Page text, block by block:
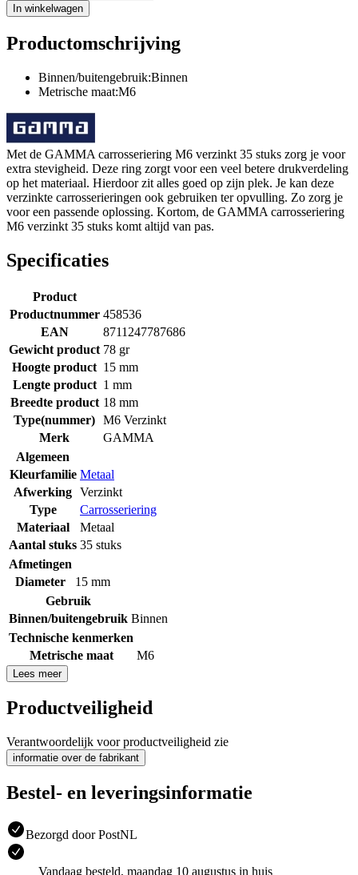
In winkelwagen
Productomschrijving
Binnen/buitengebruik:Binnen
Metrische maat:M6
Met de GAMMA carrosseriering M6 verzinkt 35 stuks zorg je voor
extra stevigheid. Deze ring zorgt voor een veel betere drukverdeling
op het materiaal. Hierdoor zit alles goed op zijn plek. Je kan deze
verzinkte carrosserieringen ook gebruiken ter opvulling. Zo zorg je
voor een passende oplossing. Kortom, de GAMMA carrosseriering
M6 verzinkt 35 stuks komt altijd van pas.
Specificaties
Product
Productnummer 458536
EAN
8711247787686
Gewicht product 78 gr
Hoogte product 15 mm
Lengte product 1 mm
Breedte product 18 mm
Type(nummer) M6 Verzinkt
Merk
GAMMA
Algemeen
Kleurfamilie Metaal
Afwerking Verzinkt
Type
Carrosseriering
Materiaal
Metaal
Aantal stuks 35 stuks
Afmetingen
Diameter
15 mm
Gebruik
Binnen/buitengebruik Binnen
Technische kenmerken
Metrische maat
M6
Lees meer
Productveiligheid
Verantwoordelijk voor productveiligheid zie
informatie over de fabrikant
Bestel- en leveringsinformatie
Bezorgd door PostNL
Vandaag besteld, maandag 10 augustus in huis